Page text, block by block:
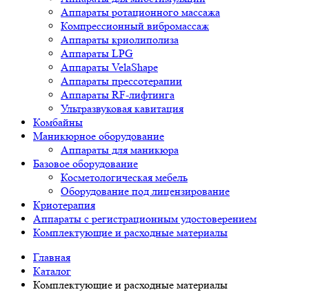
Аппараты ротационного массажа
Компрессионный вибромассаж
Аппараты криолиполиза
Аппараты LPG
Аппараты VelaShape
Аппараты прессотерапии
Аппараты RF-лифтинга
Ультразвуковая кавитация
Комбайны
Маникюрное оборудование
Аппараты для маникюра
Базовое оборудование
Косметологическая мебель
Оборудование под лицензирование
Криотерапия
Аппараты c регистрационным удостоверением
Комплектующие и расходные материалы
Главная
Каталог
Комплектующие и расходные материалы